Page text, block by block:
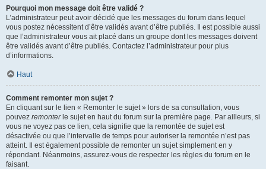
Pourquoi mon message doit être validé ?
L’administrateur peut avoir décidé que les messages du forum dans lequel
vous postez nécessitent d’être validés avant d’être publiés. Il est possible aussi
que l’administrateur vous ait placé dans un groupe dont les messages doivent
être validés avant d’être publiés. Contactez l’administrateur pour plus
d’informations.
Haut
Comment remonter mon sujet ?
En cliquant sur le lien « Remonter le sujet » lors de sa consultation, vous
pouvez remonterle sujet en haut du forum sur la première page. Par ailleurs, si
vous ne voyez pas ce lien, cela signifie que la remontée de sujet est
désactivée ou que l’intervalle de temps pour autoriser la remontée n’est pas
atteint. Il est également possible de remonter un sujet simplement en y
répondant. Néanmoins, assurez-vous de respecter les règles du forum en le
faisant.